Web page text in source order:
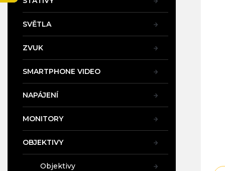
SVĚTLA
ZVUK
SMARTPHONE VIDEO
NAPÁJENÍ
MONITORY
OBJEKTIVY
Objektivy